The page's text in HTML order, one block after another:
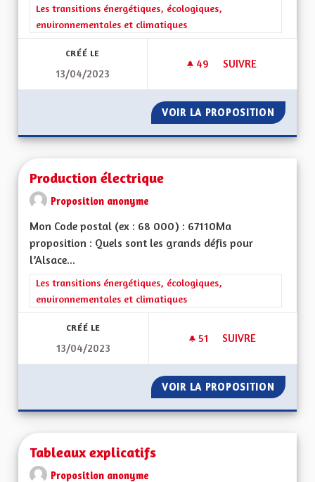
Filtrer les résultats de la catégorie : Les transitions
Les transitions énergétiques, écologiques,
environnementales et climatiques
CRÉÉ LE
13/04/2023
49 49 ABONNÉS
SUIVRE
VOIR LA PROPOSITION LE
Production électrique
Proposition anonyme
Mon Code postal (ex : 68 000) : 67110Ma
proposition : Quels sont les grands défis pour
l’Alsace...
Filtrer les résultats de la catégorie : Les transitions
Les transitions énergétiques, écologiques,
environnementales et climatiques
CRÉÉ LE
13/04/2023
51 51 ABONNÉS
SUIVRE
VOIR LA PROPOSITION
Tableaux explicatifs
Proposition anonyme